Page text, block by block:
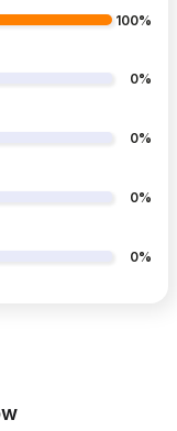
100%
0%
0%
0%
0%